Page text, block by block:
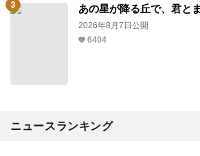
あの星が降る丘で、君と
2026年8月7日公開
6404
ニュースランキング